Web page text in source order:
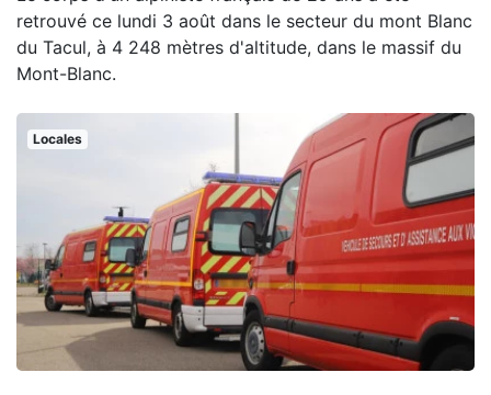
retrouvé ce lundi 3 août dans le secteur du mont Blanc
du Tacul, à 4 248 mètres d'altitude, dans le massif du
Mont-Blanc.
Locales